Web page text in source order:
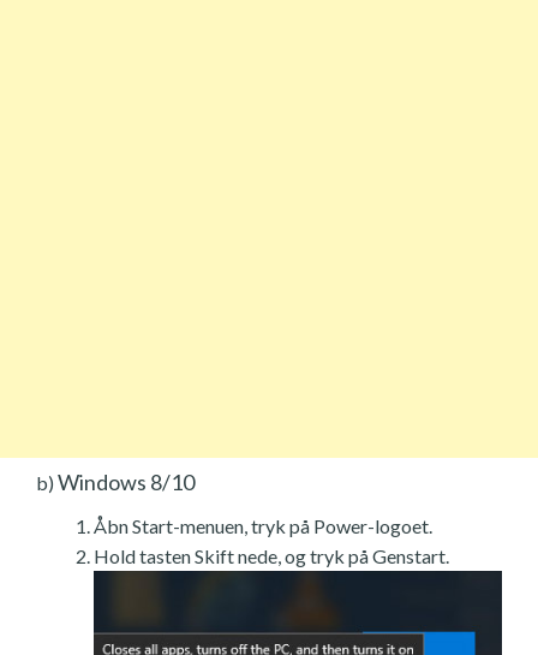
b) Windows 8/10
Åbn Start-menuen, tryk på Power-logoet.
Hold tasten Skift nede, og tryk på Genstart.